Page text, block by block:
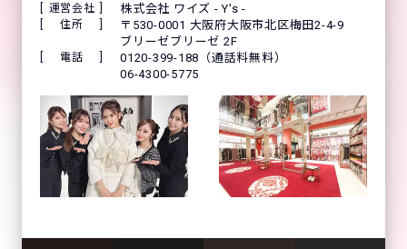
運営会社 株式会社 ワイズ - Y's -
住所
〒530-0001 大阪府大阪市北区梅田2-4-9
ブリーゼブリーゼ 2F
電話
0120-399-188（通話料無料）
06-4300-5775